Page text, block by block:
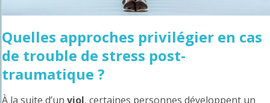
Quelles approches privilégier en cas
de trouble de stress post-
traumatique ?
À la suite d’un viol, certaines personnes développent un